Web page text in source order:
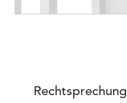
Rechtsprechung